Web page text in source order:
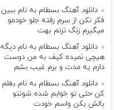
دانلود آهنگ بسطام به نام ببین
فکر نکن از سرم رفته جلو خودمو
میگیرم زنگ نزنم بهت
دانلود آهنگ بسطام به نام دیگه
هیچی نمیده کیف به من دوست
دارم یه مدت و برم غیب بشم
دانلود آهنگ بسطام به نام بغلم
کن حتی تو خوابم شده شونتو
بالش بکن واسم خودت